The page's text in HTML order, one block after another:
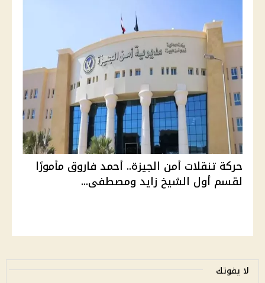
حركة تنقلات أمن الجيزة.. أحمد فاروق مأمورًا
لقسم أول الشيخ زايد ومصطفى...
لا يفوتك